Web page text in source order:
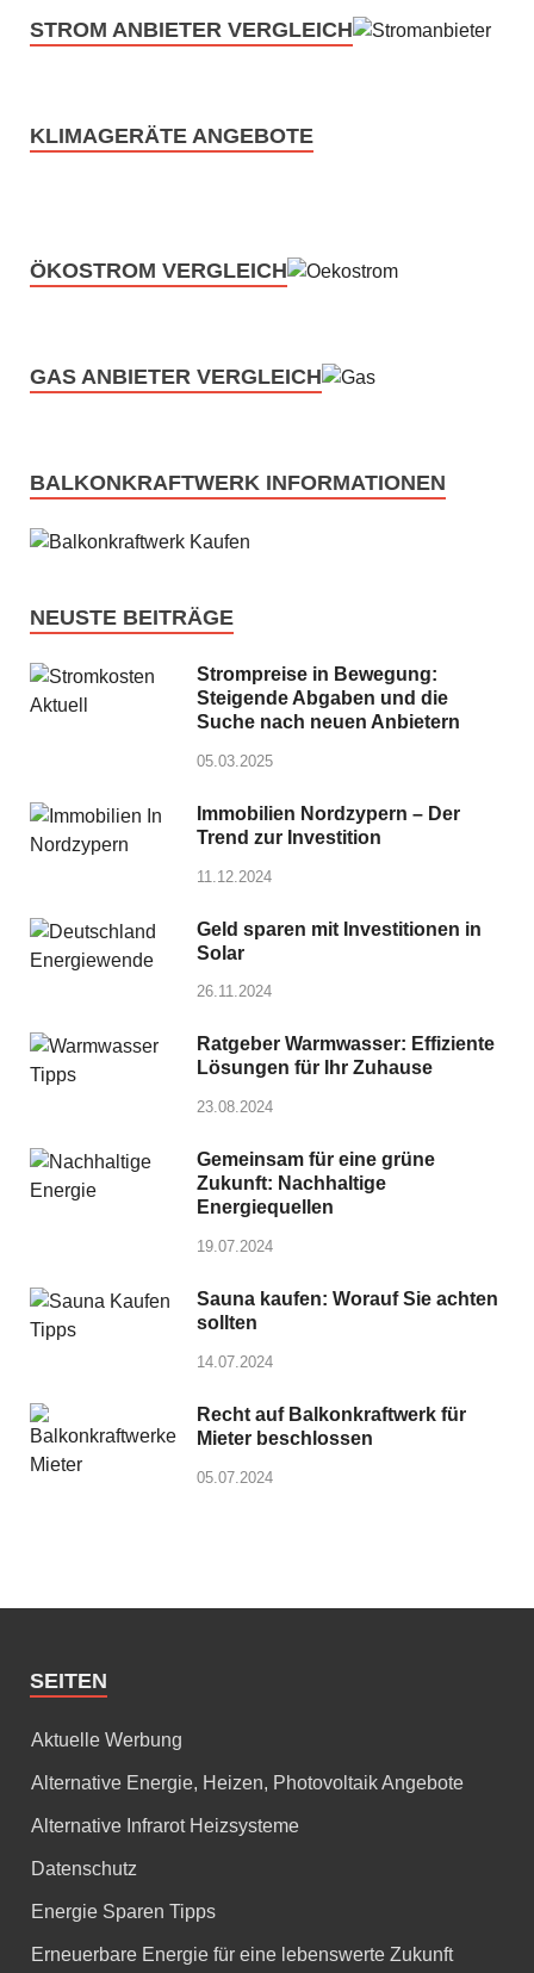
STROM ANBIETER VERGLEICH
KLIMAGERÄTE ANGEBOTE
ÖKOSTROM VERGLEICH
GAS ANBIETER VERGLEICH
BALKONKRAFTWERK INFORMATIONEN
NEUSTE BEITRÄGE
Strompreise in Bewegung:
Steigende Abgaben und die
Suche nach neuen Anbietern
05.03.2025
Immobilien Nordzypern – Der
Trend zur Investition
11.12.2024
Geld sparen mit Investitionen in
Solar
26.11.2024
Ratgeber Warmwasser: Effiziente
Lösungen für Ihr Zuhause
23.08.2024
Gemeinsam für eine grüne
Zukunft: Nachhaltige
Energiequellen
19.07.2024
Sauna kaufen: Worauf Sie achten
sollten
14.07.2024
Recht auf Balkonkraftwerk für
Mieter beschlossen
05.07.2024
SEITEN
Aktuelle Werbung
Alternative Energie, Heizen, Photovoltaik Angebote
Alternative Infrarot Heizsysteme
Datenschutz
Energie Sparen Tipps
Erneuerbare Energie für eine lebenswerte Zukunft